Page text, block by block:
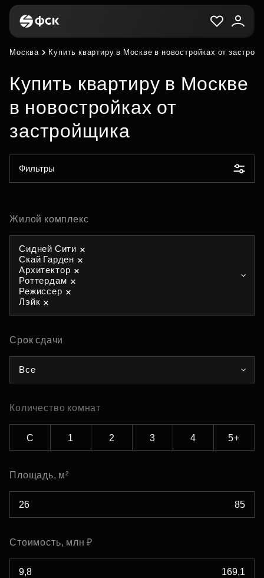
Москва Купить квартиру в Москве в новостройках от
Купить квартиру в Москве
в новостройках от
застройщика
Фильтры
Жилой комплекс
Сидней Сити
Скай Гарден
Архитектор
Роттердам
Режиссер
Лэйк
Срок сдачи
Все
Количество комнат
С 1 2 3 4 5+
Площадь, м²
Стоимость, млн ₽